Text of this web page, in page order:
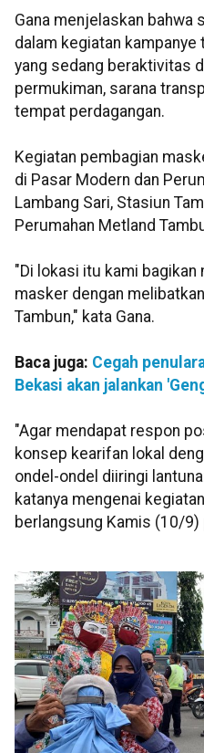
Gana menjelaskan bahwa
dalam kegiatan
yang sedang beraktivitas
permukiman, sarana
tempat perdagangan.
Kegiatan pembagian
di Pasar Modern dan
Lambang Sari, Stasiun
Perumahan Metland
"Di lokasi itu kami
masker dengan
Tambun," kata Gana.
Baca juga: Cegah
Bekasi akan jalankan
"Agar mendapat respon
konsep kearifan lokal
ondel-ondel diiringi
katanya mengenai
berlangsung Kamis (10/9)